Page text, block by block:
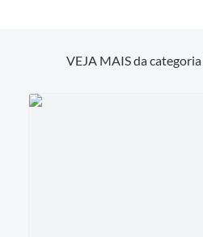
VEJA MAIS da categoria